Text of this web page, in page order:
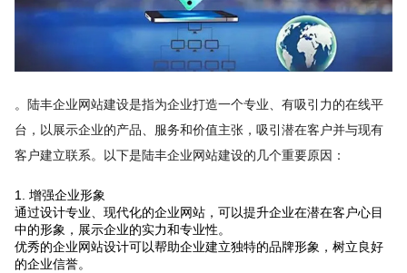
。陆丰企业网站建设是指为企业打造一个专业、有吸引力的在线平
台，以展示企业的产品、服务和价值主张，吸引潜在客户并与现有
客户建立联系。以下是陆丰企业网站建设的几个重要原因：
1. 增强企业形象
通过设计专业、现代化的企业网站，可以提升企业在潜在客户心目
中的形象，展示企业的实力和专业性。
优秀的企业网站设计可以帮助企业建立独特的品牌形象，树立良好
的企业信誉。